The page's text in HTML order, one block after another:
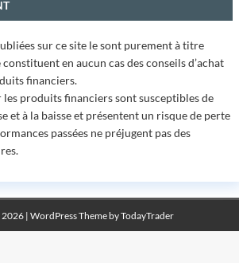
sur ce site le sont purement à titre
en aucun cas des conseils d’achat
financiers.
les produits financiers sont susceptibles de
et à la baisse et présentent un risque de perte
passées ne préjugent pas des
| WordPress Theme byTodayTrader